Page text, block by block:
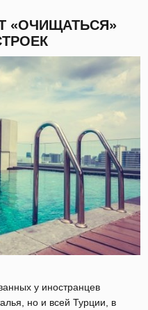
«ОЧИЩАТЬСЯ»
у иностранцев
но и всей Турции, в